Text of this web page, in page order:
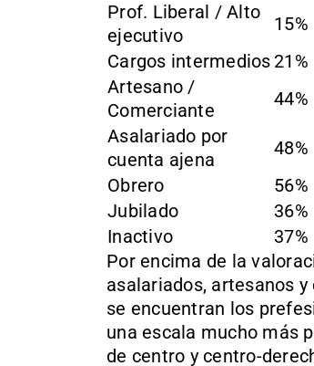
Prof. Liberal / Alto
ejecutivo
15%
Cargos intermedios 21%
Artesano /
Comerciante
44%
Asalariado por
cuenta ajena
48%
Obrero
56%
Jubilado
36%
Inactivo
37%
Por encima de la
asalariados, artesanos
se encuentran los
una escala mucho más
de centro y centro-